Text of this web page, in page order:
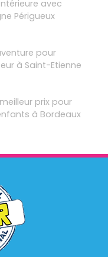
avec
Périgueux
pour
à Saint-Etienne
prix pour
à Bordeaux